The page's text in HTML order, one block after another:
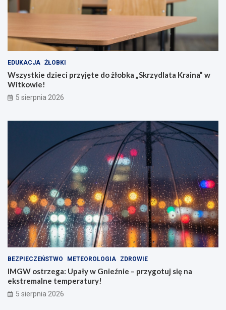
EDUKACJA ŻŁOBKI
Wszystkie dzieci przyjęte do żłobka „Skrzydlata Kraina” w
Witkowie!
5 sierpnia 2026
BEZPIECZEŃSTWO METEOROLOGIA ZDROWIE
IMGW ostrzega: Upały w Gnieźnie – przygotuj się na
ekstremalne temperatury!
5 sierpnia 2026